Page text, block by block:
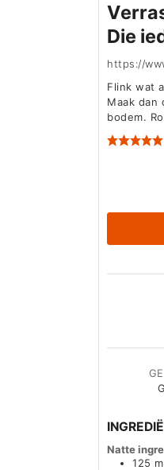
Die
https://
Flink wat
Maak dan
bodem.
Natte
125